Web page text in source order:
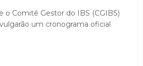
o Comitê Gestor do IBS (CGIBS)
um cronograma oficial